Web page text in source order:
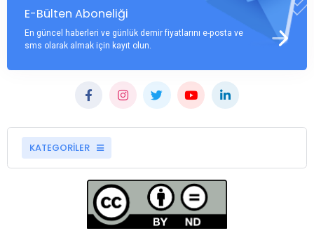
E-Bülten Aboneliği
En güncel haberleri ve günlük demir fiyatlarını e-posta ve
sms olarak almak için kayıt olun.
KATEGORİLER